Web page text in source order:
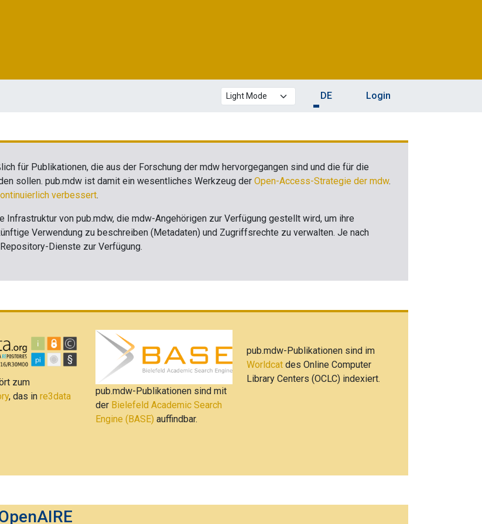
Theme mode DE Login
für Publikationen, die aus der Forschung der mdw hervorgegangen sind und die für die
sollen. pub.mdw ist damit ein wesentliches Werkzeug der Open-Access-Strategie der mdw.
verbessert.
von pub.mdw, die mdw-Angehörigen zur Verfügung gestellt wird, um ihre
Verwendung zu beschreiben (Metadaten) und Zugriffsrechte zu verwalten. Je nach
Dienste zur Verfügung.
zum
, das in re3data
pub.mdw-Publikationen sind mit
der Bielefeld Academic Search
Engine (BASE) auffindbar.
pub.mdw-Publikationen sind im
Worldcat des Online Computer
Library Centers (OCLC) indexiert.